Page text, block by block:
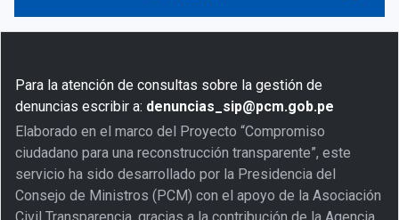
Para la atención de consultas sobre la gestión de
denuncias escribir a: denuncias_sip@pcm.gob.pe
Elaborado en el marco del Proyecto “Compromiso
ciudadano para una reconstrucción transparente”, este
servicio ha sido desarrollado por la Presidencia del
Consejo de Ministros (PCM) con el apoyo de la Asociación